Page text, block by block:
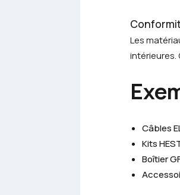
Les
intérieures.
Câbles
Kits
Boîtier